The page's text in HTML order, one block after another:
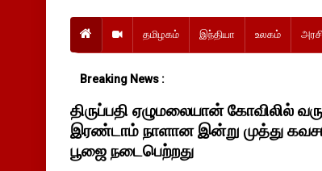
தமிழகம் இந்தியா உலகம்
Breaking News :
திருப்பதி ஏழுமலையான் கோவிலில்
இரண்டாம் நாளான இன்று முத்து கவசம்
பூஜை நடைபெற்றது